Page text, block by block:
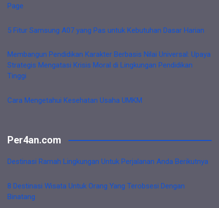
Page
5 Fitur Samsung A07 yang Pas untuk Kebutuhan Dasar Harian
Membangun Pendidikan Karakter Berbasis Nilai Universal: Upaya
Strategis Mengatasi Krisis Moral di Lingkungan Pendidikan
Tinggi
Cara Mengetahui Kesehatan Usaha UMKM
Per4an.com
Destinasi Ramah Lingkungan Untuk Perjalanan Anda Berikutnya
8 Destinasi Wisata Untuk Orang Yang Terobsesi Dengan
Binatang